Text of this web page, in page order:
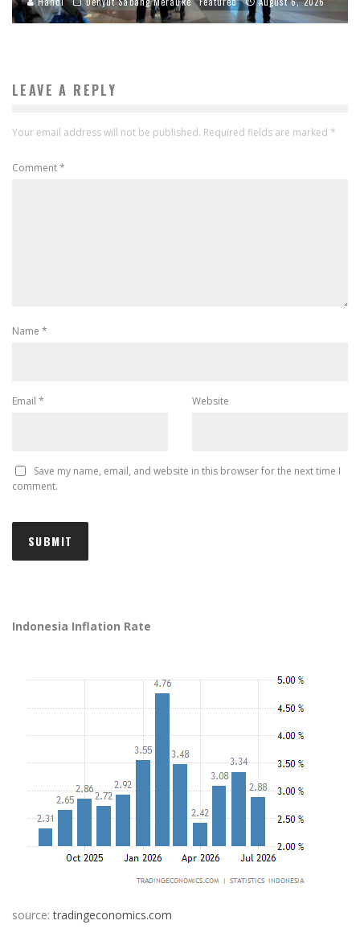
LEAVE A REPLY
Your email address will not be published. Required fields are marked *
Comment*
Name *
Email * Website
Save my name, email, and website in this browser for the next time I
comment.
Indonesia Inflation Rate
source:tradingeconomics.com